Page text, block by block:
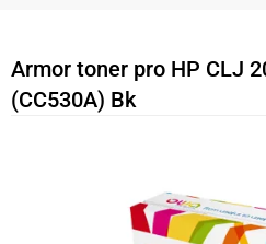
Armor toner pro HP CLJ
(CC530A) Bk